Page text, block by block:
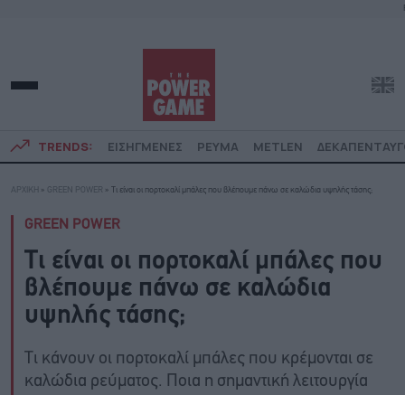
TRENDS: ΕΙΣΗΓΜΕΝΕΣ ΡΕΥΜΑ METLEN
ΑΡΧΙΚΗ » GREEN POWER » Τι είναι οι πορτοκαλί μπάλες που βλέπουμε πάνω σε καλώδια υψηλής τάσης;
GREEN POWER
Τι είναι οι πορτοκαλί μπάλες που
βλέπουμε πάνω σε καλώδια
υψηλής τάσης;
Τι κάνουν οι πορτοκαλί μπάλες που κρέμονται σε
καλώδια ρεύματος. Ποια η σημαντική λειτουργία